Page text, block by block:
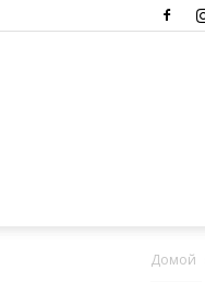
Домой